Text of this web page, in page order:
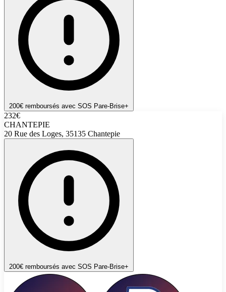
200€ remboursés avec SOS Pare-Brise+
232€
CHANTEPIE
20 Rue des Loges, 35135 Chantepie
200€ remboursés avec SOS Pare-Brise+